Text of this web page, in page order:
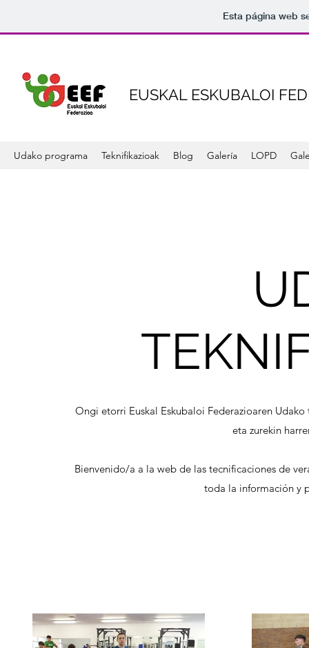
Esta página web
EUSKAL ESKUBALOI
Udako programa Teknifikazioak Blog Galería LOPD
Ongi etorri Euskal Eskubaloi Federazioaren
eta zurekin
Bienvenido/a a la web de las tecnificaciones de
toda la información y